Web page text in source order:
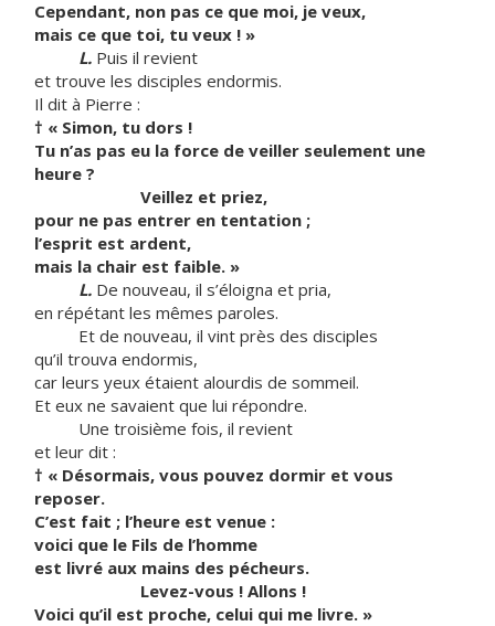
Cependant, non pas ce que moi, je veux,
mais ce que toi, tu veux ! »
L. Puis il revient
et trouve les disciples endormis.
Il dit à Pierre :
† « Simon, tu dors !
Tu n’as pas eu la force de veiller seulement une
heure ?
Veillez et priez,
pour ne pas entrer en tentation ;
l’esprit est ardent,
mais la chair est faible. »
L. De nouveau, il s’éloigna et pria,
en répétant les mêmes paroles.
Et de nouveau, il vint près des disciples
qu’il trouva endormis,
car leurs yeux étaient alourdis de sommeil.
Et eux ne savaient que lui répondre.
Une troisième fois, il revient
et leur dit :
† « Désormais, vous pouvez dormir et vous
reposer.
C’est fait ; l’heure est venue :
voici que le Fils de l’homme
est livré aux mains des pécheurs.
Levez-vous ! Allons !
Voici qu’il est proche, celui qui me livre. »